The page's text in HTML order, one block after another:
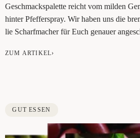
Geschmacks­pa­let­te reicht vom mil­den
hin­ter Pfef­fer­spray. Wir haben uns die
lie Scharf­ma­cher für Euch genau­er
ZUM ARTIKEL›
GUT ESSEN